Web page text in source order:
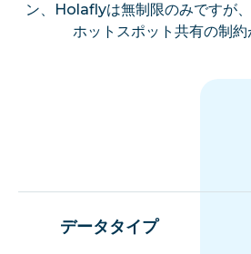
ン、Holaflyは無制限のみですが
ホットスポット共有の制約
データタイプ